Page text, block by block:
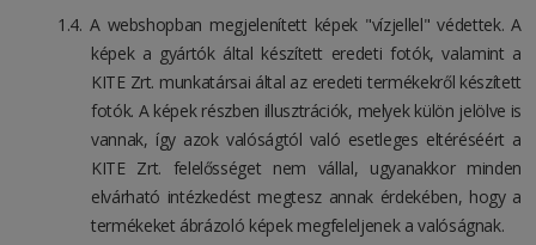
A webshopban megjelenített képek "vízjellel" védettek. A
képek a gyártók által készített eredeti fotók, valamint a
KITE Zrt. munkatársai által az eredeti termékekről készített
fotók. A képek részben illusztrációk, melyek külön jelölve is
vannak, így azok valóságtól való esetleges eltéréséért a
KITE Zrt. felelősséget nem vállal, ugyanakkor minden
elvárható intézkedést megtesz annak érdekében, hogy a
termékeket ábrázoló képek megfeleljenek a valóságnak.